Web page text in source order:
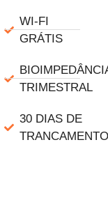
WI-FI
GRÁTIS​
TRIMESTRAL
30 DIAS DE